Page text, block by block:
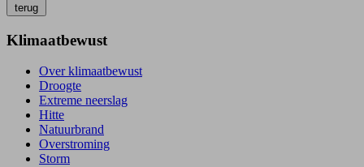
terug
Klimaatbewust
Over klimaatbewust
Droogte
Extreme neerslag
Hitte
Natuurbrand
Overstroming
Storm